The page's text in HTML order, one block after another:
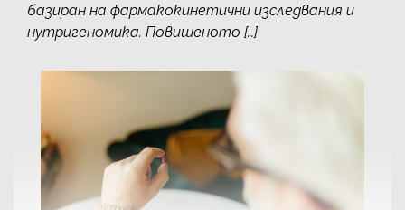
базиран на фармакокинетични изследвания и
нутригеномика. Повишеното […]